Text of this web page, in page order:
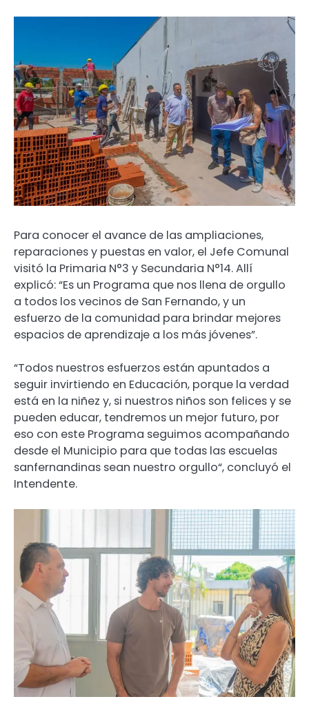
Para conocer el avance de las ampliaciones,
reparaciones y puestas en valor, el Jefe Comunal
visitó la Primaria N°3 y Secundaria N°14. Allí
explicó: “Es un Programa que nos llena de orgullo
a todos los vecinos de San Fernando, y un
esfuerzo de la comunidad para brindar mejores
espacios de aprendizaje a los más jóvenes”.
“Todos nuestros esfuerzos están apuntados a
seguir invirtiendo en Educación, porque la verdad
está en la niñez y, si nuestros niños son felices y se
pueden educar, tendremos un mejor futuro, por
eso con este Programa seguimos acompañando
desde el Municipio para que todas las escuelas
sanfernandinas sean nuestro orgullo“, concluyó el
Intendente.